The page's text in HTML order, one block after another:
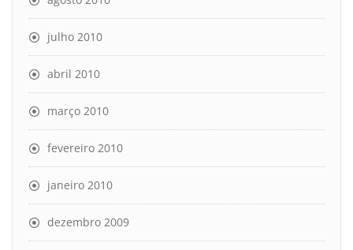
julho 2010
abril 2010
março 2010
fevereiro 2010
janeiro 2010
dezembro 2009